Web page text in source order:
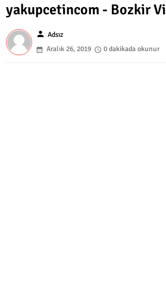
yakupcetincom - Bozkir
person Adsız
Aralık 26, 2019
0 dakikada okunur